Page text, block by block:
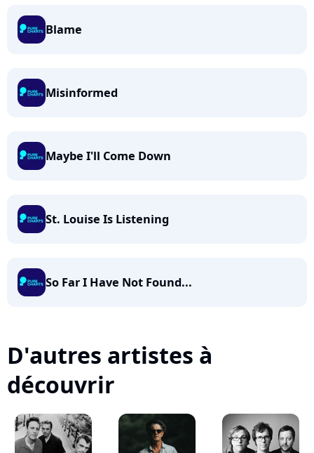
Blame
Misinformed
Maybe I'll Come Down
St. Louise Is Listening
So Far I Have Not Found...
D'autres artistes à
découvrir